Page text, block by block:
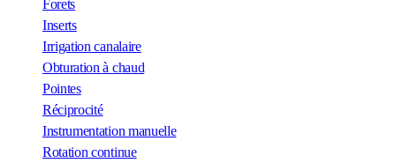
Forets
Inserts
Irrigation canalaire
Obturation à chaud
Pointes
Réciprocité
Instrumentation manuelle
Rotation continue